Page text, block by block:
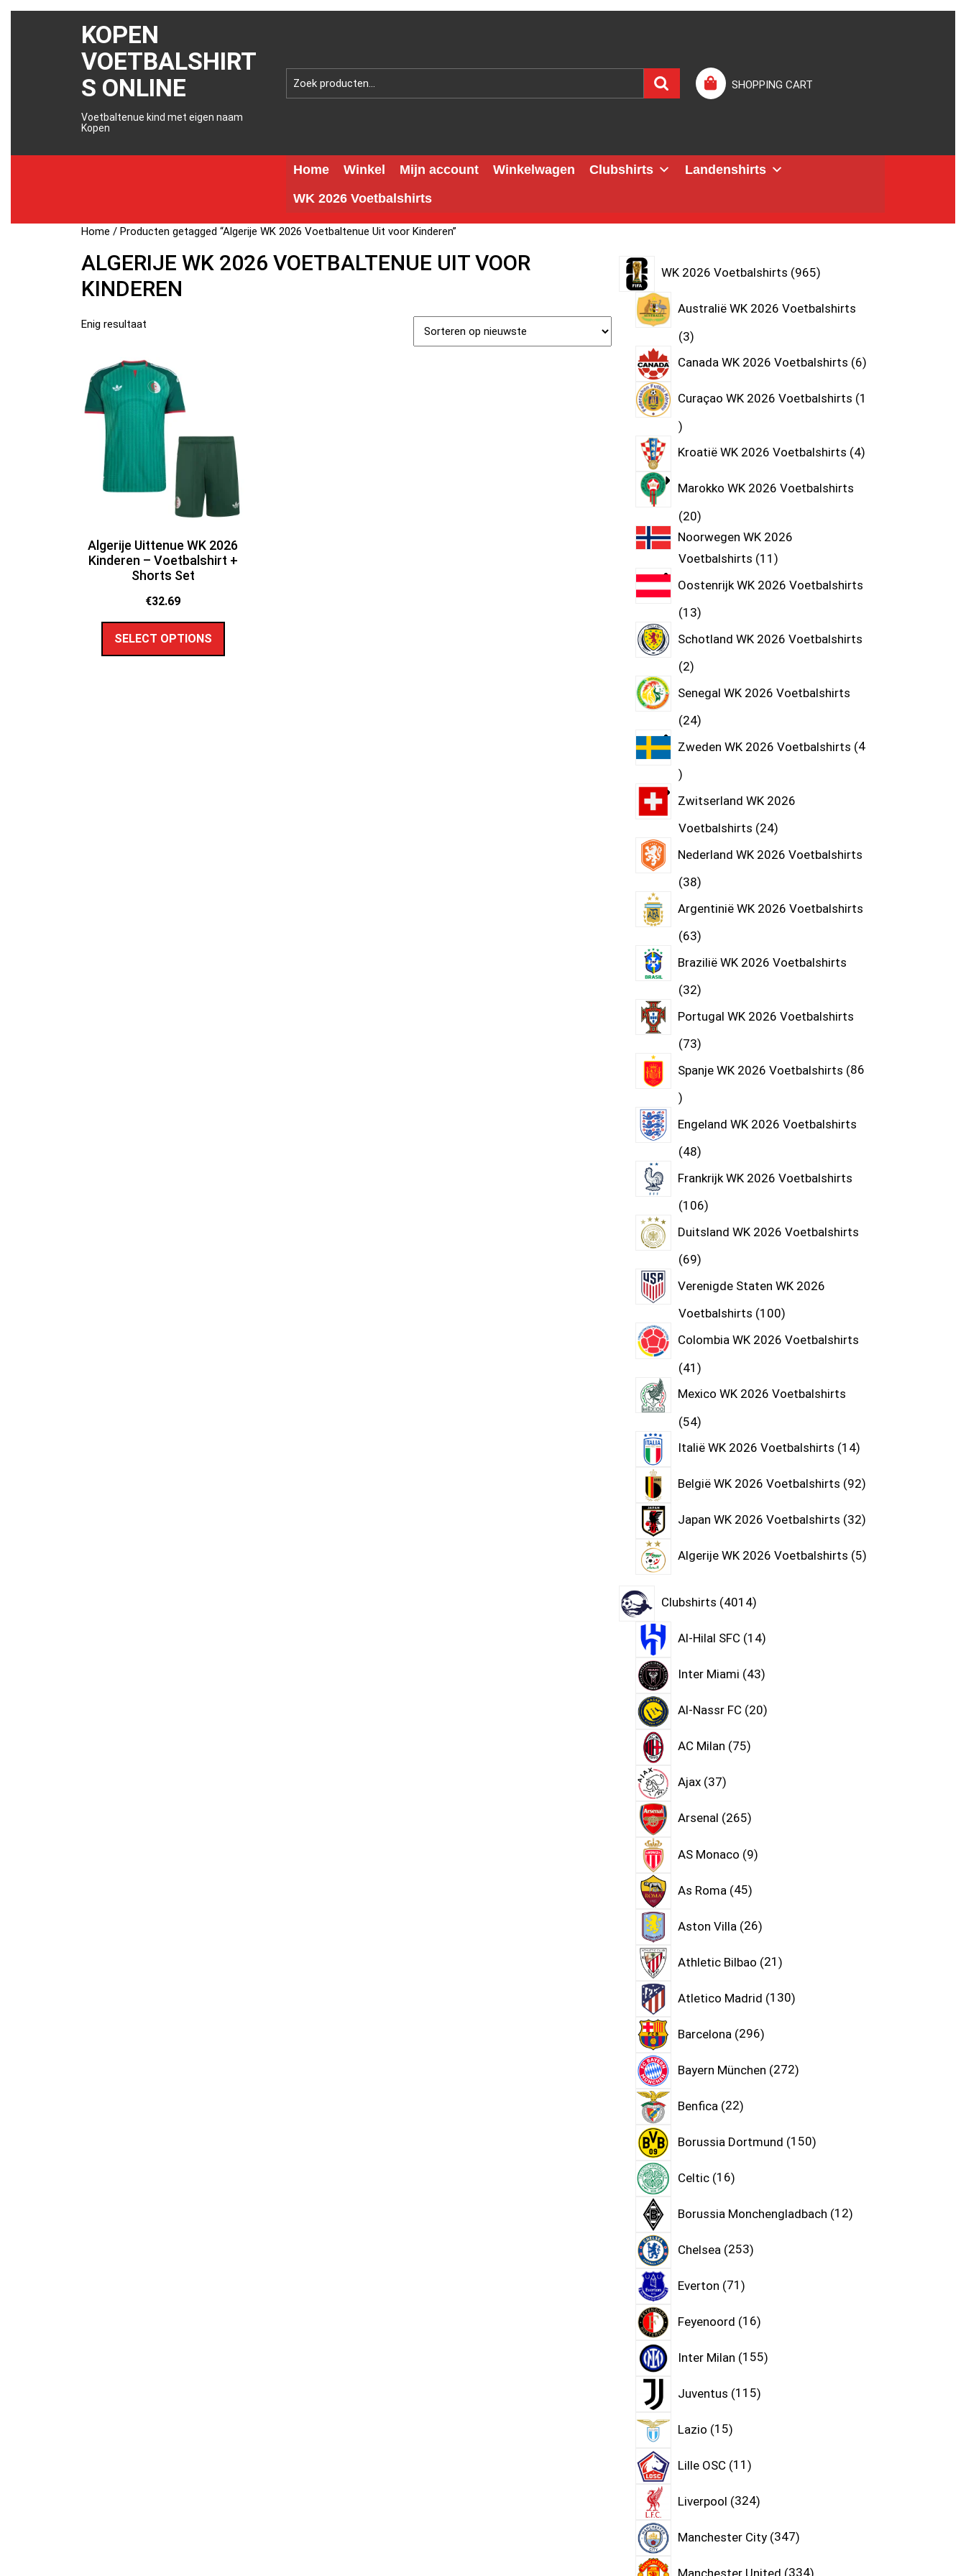
KOPEN
VOETBALSHIRT
S ONLINE
Voetbaltenue kind met eigen naam
Kopen
SHOPPING CART
Home Winkel Mijn account Winkelwagen Clubshirts
Landenshirts
WK 2026 Voetbalshirts
Home / Producten getagged “Algerije WK 2026 Voetbaltenue Uit voor Kinderen”
ALGERIJE WK 2026 VOETBALTENUE UIT VOOR
KINDEREN
Enig resultaat
Algerije Uittenue WK 2026
Kinderen – Voetbalshirt +
Shorts Set
€32.69
SELECT OPTIONS
WK 2026 Voetbalshirts 965
Australië WK 2026 Voetbalshirts
3
Canada WK 2026 Voetbalshirts 6
Curaçao WK 2026 Voetbalshirts 1
Kroatië WK 2026 Voetbalshirts 4
Marokko WK 2026 Voetbalshirts
20
Noorwegen WK 2026
Voetbalshirts 11
Oostenrijk WK 2026 Voetbalshirts
13
Schotland WK 2026 Voetbalshirts
2
Senegal WK 2026 Voetbalshirts
24
Zweden WK 2026 Voetbalshirts 4
Zwitserland WK 2026
Voetbalshirts 24
Nederland WK 2026 Voetbalshirts
38
Argentinië WK 2026 Voetbalshirts
63
Brazilië WK 2026 Voetbalshirts
32
Portugal WK 2026 Voetbalshirts
73
Spanje WK 2026 Voetbalshirts 86
Engeland WK 2026 Voetbalshirts
48
Frankrijk WK 2026 Voetbalshirts
106
Duitsland WK 2026 Voetbalshirts
69
Verenigde Staten WK 2026
Voetbalshirts 100
Colombia WK 2026 Voetbalshirts
41
Mexico WK 2026 Voetbalshirts
54
Italië WK 2026 Voetbalshirts 14
België WK 2026 Voetbalshirts 92
Japan WK 2026 Voetbalshirts 32
Algerije WK 2026 Voetbalshirts 5
Clubshirts 4014
Al-Hilal SFC 14
Inter Miami 43
Al-Nassr FC 20
AC Milan 75
Ajax 37
Arsenal 265
AS Monaco 9
As Roma 45
Aston Villa 26
Athletic Bilbao 21
Atletico Madrid 130
Barcelona 296
Bayern München 272
Benfica 22
Borussia Dortmund 150
Celtic 16
Borussia Monchengladbach 12
Chelsea 253
Everton 71
Feyenoord 16
Inter Milan 155
Juventus 115
Lazio 15
Lille OSC 11
Liverpool 324
Manchester City 347
Manchester United 334